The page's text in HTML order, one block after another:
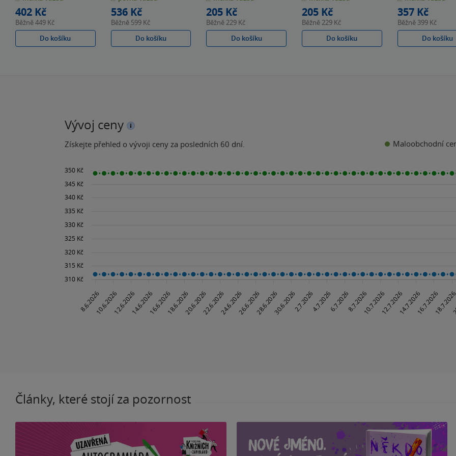
hvězdiček
402 Kč
Běžně449 Kč
Do košíku
hvězdiček
536 Kč
Běžně 599 Kč
Do košíku
hvězdiček
205 Kč
Běžně229 Kč
Do košíku
hvězdiček
205 Kč
Běžně229 Kč
Do košíku
hvězdiček
357 Kč
Běžně 399 Kč
Do košíku
Vývoj ceny
Získejte přehled o vývoji ceny za posledních 60 dní. Maloobchodní
Články, které stojí za pozornost